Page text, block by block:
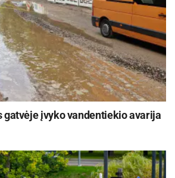
gatvėje įvyko vandentiekio avarija